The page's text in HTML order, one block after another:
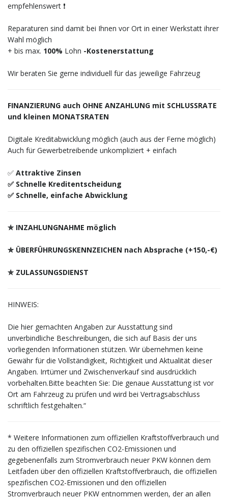
empfehlenswert ❗️
Reparaturen sind damit bei Ihnen vor Ort in einer Werkstatt ihrer
Wahl möglich
+ bis max. 100% Lohn -Kostenerstattung
Wir beraten Sie gerne individuell für das jeweilige Fahrzeug
FINANZIERUNG auch OHNE ANZAHLUNG mit SCHLUSSRATE
und kleinen MONATSRATEN
Digitale Kreditabwicklung möglich (auch aus der Ferne möglich)
Auch für Gewerbetreibende unkompliziert + einfach
✅ Attraktive Zinsen
✅ Schnelle Kreditentscheidung
✅ Schnelle, einfache Abwicklung
✮ INZAHLUNGNAHME möglich
✮ ÜBERFÜHRUNGSKENNZEICHEN nach Absprache (+150,-€)
✮ ZULASSUNGSDIENST
HINWEIS:
Die hier gemachten Angaben zur Ausstattung sind
unverbindliche Beschreibungen, die sich auf Basis der uns
vorliegenden Informationen stützen. Wir übernehmen keine
Gewähr für die Vollständigkeit, Richtigkeit und Aktualität dieser
Angaben. Irrtümer und Zwischenverkauf sind ausdrücklich
vorbehalten.Bitte beachten Sie: Die genaue Ausstattung ist vor
Ort am Fahrzeug zu prüfen und wird bei Vertragsabschluss
schriftlich festgehalten.“
* Weitere Informationen zum offiziellen Kraftstoffverbrauch und
zu den offiziellen spezifischen CO2-Emissionen und
gegebenenfalls zum Stromverbrauch neuer PKW können dem
Leitfaden über den offiziellen Kraftstoffverbrauch, die offiziellen
spezifischen CO2-Emissionen und den offiziellen
Stromverbrauch neuer PKW entnommen werden, der an allen